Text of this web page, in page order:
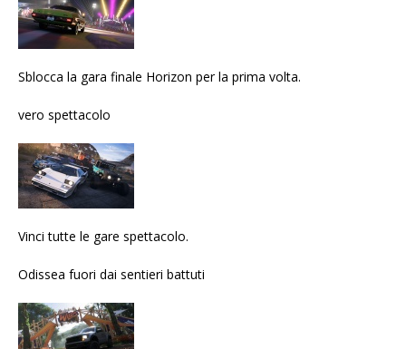
Sblocca la gara finale Horizon per la prima volta.
vero spettacolo
Vinci tutte le gare spettacolo.
Odissea fuori dai sentieri battuti